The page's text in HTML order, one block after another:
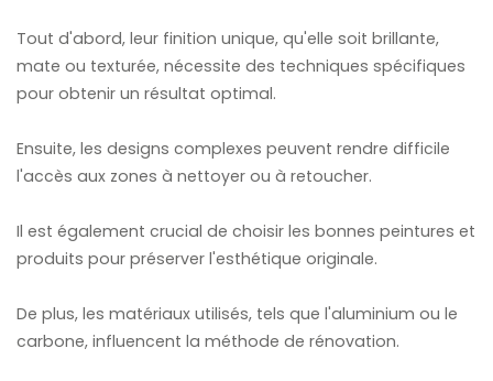
Tout d'abord, leur finition unique, qu'elle soit brillante,
mate ou texturée, nécessite des techniques spécifiques
pour obtenir un résultat optimal.
Ensuite, les designs complexes peuvent rendre difficile
l'accès aux zones à nettoyer ou à retoucher.
Il est également crucial de choisir les bonnes peintures et
produits pour préserver l'esthétique originale.
De plus, les matériaux utilisés, tels que l'aluminium ou le
carbone, influencent la méthode de rénovation.